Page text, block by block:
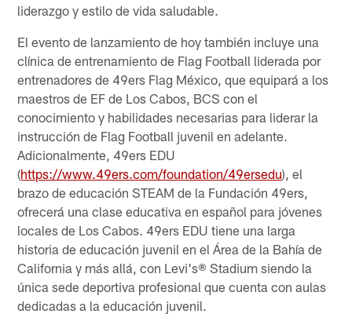
liderazgo y estilo de vida saludable.
El evento de lanzamiento de hoy también incluye una
clínica de entrenamiento de Flag Football liderada por
entrenadores de 49ers Flag México, que equipará a los
maestros de EF de Los Cabos, BCS con el
conocimiento y habilidades necesarias para liderar la
instrucción de Flag Football juvenil en adelante.
Adicionalmente, 49ers EDU
(https://www.49ers.com/foundation/49ersedu), el
brazo de educación STEAM de la Fundación 49ers,
ofrecerá una clase educativa en español para jóvenes
locales de Los Cabos. 49ers EDU tiene una larga
historia de educación juvenil en el Área de la Bahía de
California y más allá, con Levi's® Stadium siendo la
única sede deportiva profesional que cuenta con aulas
dedicadas a la educación juvenil.